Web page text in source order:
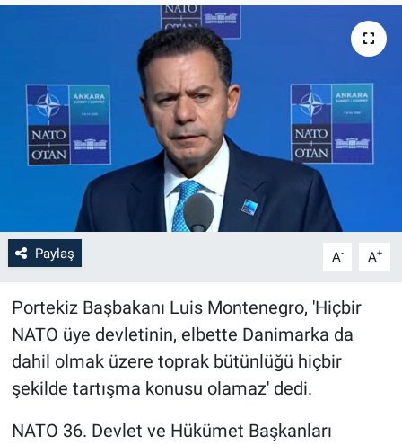
Paylaş A- A+
Portekiz Başbakanı Luis Montenegro, 'Hiçbir
NATO üye devletinin, elbette Danimarka da
dahil olmak üzere toprak bütünlüğü hiçbir
şekilde tartışma konusu olamaz' dedi.
NATO 36. Devlet ve Hükümet Başkanları